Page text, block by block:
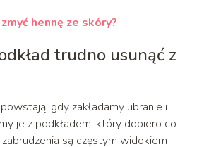
zmyć hennę ze skóry?
trudno usunąć z
gdy zakładamy ubranie i
je z podkładem, który dopiero co
zabrudzenia są częstym widokiem